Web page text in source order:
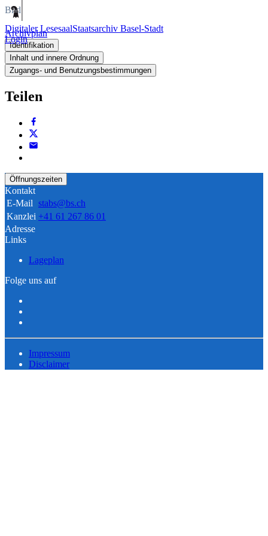
Digitaler LesesaalStaatsarchiv Basel-Stadt
Login
Bild
Archivplan
Identifikation
Inhalt und innere Ordnung
Zugangs- und Benutzungsbestimmungen
Teilen
Öffnungszeiten
Kontakt
E-Mail stabs@bs.ch
Kanzlei +41 61 267 86 01
Adresse
Links
Lageplan
Folge uns auf
Impressum
Disclaimer